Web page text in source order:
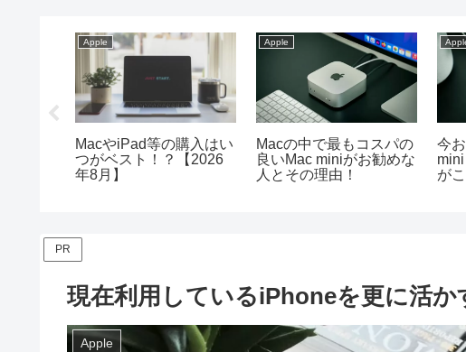
Apple
MacやiPad等の購入はい
つがベスト！？【2026
年8月】
Apple
Macの中で最もコスパの
良いMac miniがお勧めな
人とその理由！
今
が
PR
現在利用しているiPhoneを更に活
Apple